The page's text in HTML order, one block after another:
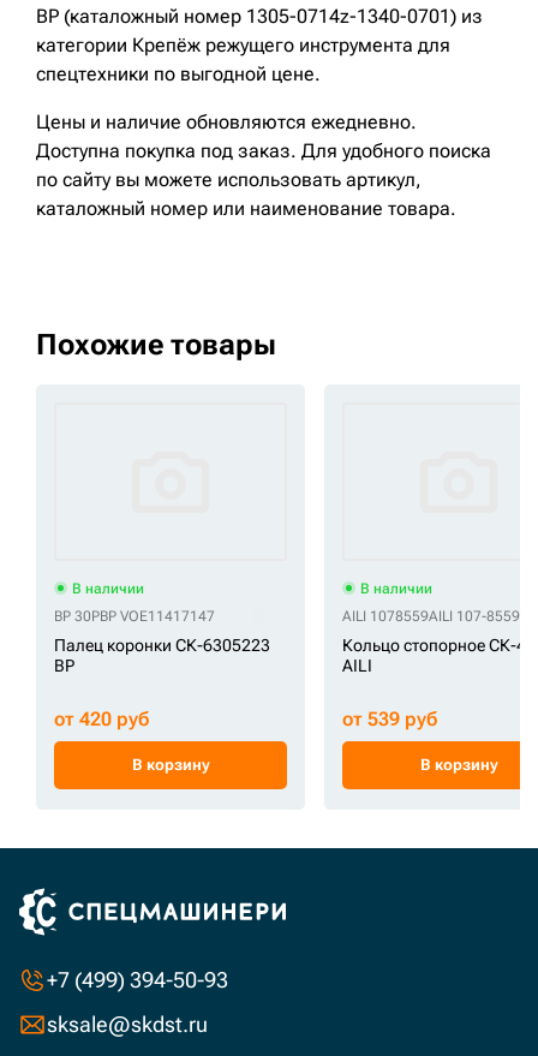
BP (каталожный номер 1305-0714z-1340-0701) из
категории Крепёж режущего инструмента для
спецтехники по выгодной цене.
Цены и наличие обновляются ежедневно.
Доступна покупка под заказ. Для удобного поиска
по сайту вы можете использовать артикул,
каталожный номер или наименование товара.
Похожие товары
В наличии
BP 30PBP VOE11417147
Палец коронки СК-6305223
BP
от 420 руб
В корзину
В наличии
AILI 1078559AILI 107-8559
Кольцо стопорное СК-
AILI
от 539 руб
В корзину
+7 (499) 394-50-93
sksale@skdst.ru